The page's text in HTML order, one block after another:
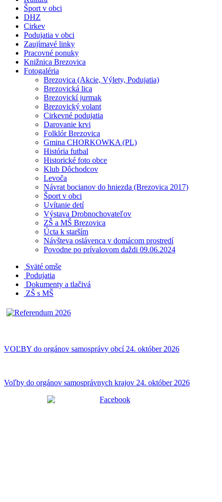
Šport v obci
DHZ
Cirkev
Podujatia v obci
Zaujímavé linky
Pracovné ponuky
Knižnica Brezovica
Fotogaléria
Brezovica (Akcie, Výlety, Podujatia)
Brezovická lica
Brezovickí jurmak
Brezovický volant
Cirkevné podujatia
Darovanie krvi
Folklór Brezovica
Gmina CHORKOWKA (PL)
História futbal
Historické foto obce
Klub Dôchodcov
Levoča
Návrat bocianov do hniezda (Brezovica 2017)
Šport v obci
Uvítanie detí
Výstava Drobnochovateľov
ZŠ a MŠ Brezovica
Úcta k starším
Návšteva oslávenca v domácom prostredí
Povodne po prívalovom daždi 09.06.2024
Sväté omše
Podujatia
Dokumenty a tlačivá
ZŠ s MŠ
VOĽBY do orgánov samosprávy obcí 24. október 2026
Voľby do orgánov samosprávnych krajov 24. október 2026